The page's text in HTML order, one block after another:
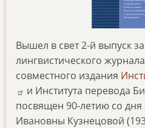
Вышел в свет 2-й выпуск
лингвистического
совместного издания
и Института перевода
посвящен 90-летию со
Ивановны Кузнецовой